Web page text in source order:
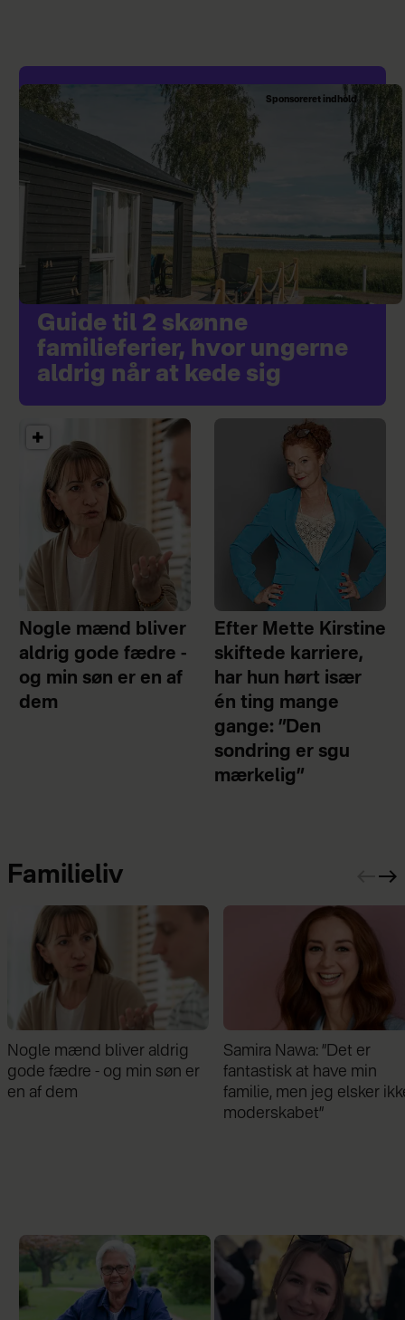
Sponsoreret indhold
Guide til 2 skønne
familieferier, hvor ungerne
aldrig når at kede sig
Nogle mænd bliver
aldrig gode fædre -
og min søn er en af
dem
Efter Mette Kirstine
skiftede karriere,
har hun hørt især
én ting mange
gange: ”Den
sondring er sgu
mærkelig”
Familieliv
Samira Nawa: ”Det er
fantastisk at have min
familie, men jeg elsker ikke
Jeg valgte at blive skilt
min mand - da jeg en dag
gik forbi hans hus, fik jeg
chok